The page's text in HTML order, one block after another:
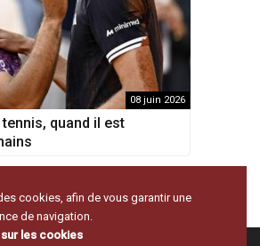
08 juin 2026
tennis, quand il est
cookies, afin de vous garantir une
de navigation.
sur les cookies